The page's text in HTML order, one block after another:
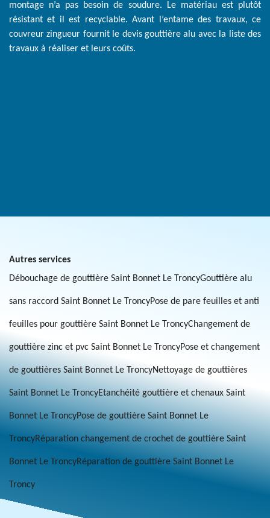
montage n’a pas besoin de soudure. Le matériau est plutôt
résistant et il est recyclable. Avant l’entame des travaux, ce
couvreur zingueur fournit le devis gouttière alu avec la liste des
travaux à réaliser et leurs coûts.
Autres services
Débouchage de gouttière Saint Bonnet Le TroncyGouttière alu
sans raccord Saint Bonnet Le TroncyPose de pare feuilles et anti
feuilles pour gouttière Saint Bonnet Le TroncyChangement de
gouttière zinc et pvc Saint Bonnet Le TroncyPose et changement
de gouttières Saint Bonnet Le TroncyNettoyage de gouttières
Saint Bonnet Le TroncyEtanchéité gouttière et chenaux Saint
Bonnet Le TroncyPose de gouttière Saint Bonnet Le
TroncyRéparation changement de crochet de gouttière Saint
Bonnet Le TroncyRéparation de gouttière Saint Bonnet Le
Troncy